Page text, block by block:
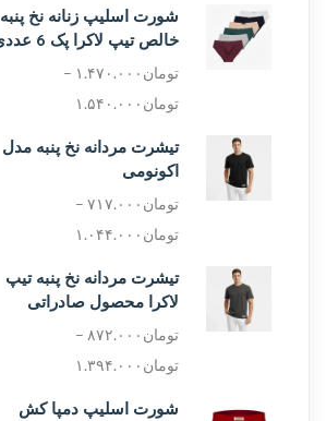
شورت اسلیپ زنانه نخ پنبه
خالص تیپ لاکرا پک 6 عددی
تومان ۱.۴۷۰.۰۰۰ –
تومان ۱.۵۴۰.۰۰۰
تیشرت مردانه نخ پنبه مدل
اکونومی
تومان ۷۱۷.۰۰۰ –
تومان ۱.۰۴۴.۰۰۰
تیشرت مردانه نخ پنبه تیپ
لاکرا محصول صادراتی
تومان ۸۷۲.۰۰۰ –
تومان ۱.۳۹۴.۰۰۰
شورت اسلیپ دمپا کش